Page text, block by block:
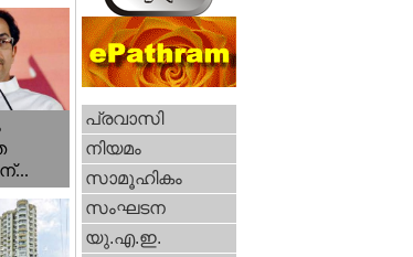
പ്രവാസി
നിയമം
സാമൂഹികം
സംഘടന
യു.എ.ഇ.